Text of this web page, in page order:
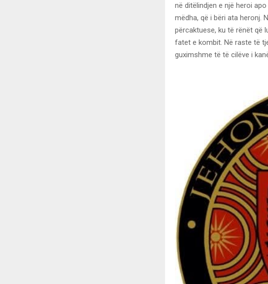
në ditëlindjen e një heroi
mëdha, që i bëri ata heronj.
përcaktuese, ku të rënët që
fatet e kombit. Në raste të
guximshme të të cilëve i